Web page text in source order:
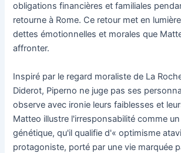
obligations financières et familiales
retourne à Rome. Ce retour met en
dettes émotionnelles et morales que
affronter.
Inspiré par le regard moraliste de La
Diderot, Piperno ne juge pas ses
observe avec ironie leurs faiblesses et
Matteo illustre l'irresponsabilité comme
génétique, qu'il qualifie d'« optimisme
protagoniste, porté par une vie marquée